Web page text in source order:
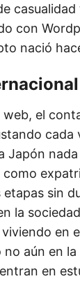
con
nació
el
Japón
sin
la
en
aún en
en